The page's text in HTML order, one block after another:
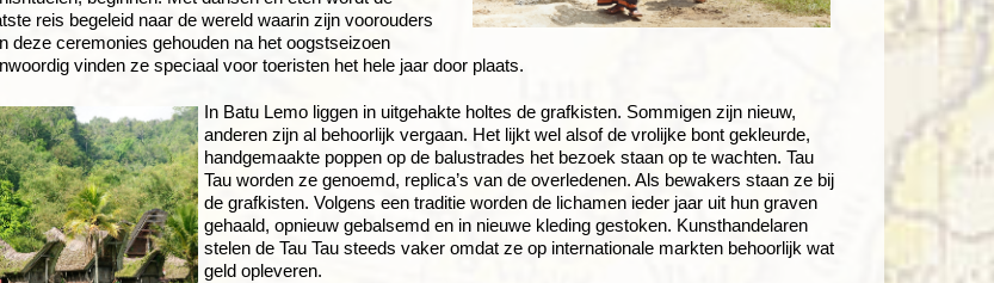
reis begeleid naar de wereld waarin zijn voorouders
deze ceremonies gehouden na het oogstseizoen
vinden ze speciaal voor toeristen het hele jaar door plaats.
In Batu Lemo liggen in uitgehakte holtes de grafkisten. Sommigen zijn nieuw,
anderen zijn al behoorlijk vergaan. Het lijkt wel alsof de vrolijke bont gekleurde,
handgemaakte poppen op de balustrades het bezoek staan op te wachten. Tau
Tau worden ze genoemd, replica’s van de overledenen. Als bewakers staan ze bij
de grafkisten. Volgens een traditie worden de lichamen ieder jaar uit hun graven
gehaald, opnieuw gebalsemd en in nieuwe kleding gestoken. Kunsthandelaren
stelen de Tau Tau steeds vaker omdat ze op internationale markten behoorlijk wat
geld opleveren.